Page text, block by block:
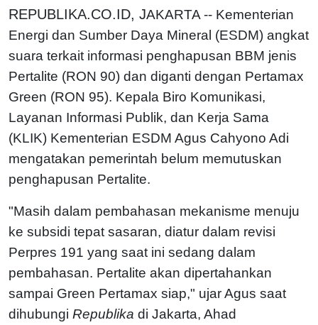
REPUBLIKA.CO.ID, JAKARTA -- Kementerian
Energi dan Sumber Daya Mineral (ESDM) angkat
suara terkait informasi penghapusan BBM jenis
Pertalite (RON 90) dan diganti dengan Pertamax
Green (RON 95). Kepala Biro Komunikasi,
Layanan Informasi Publik, dan Kerja Sama
(KLIK) Kementerian ESDM Agus Cahyono Adi
mengatakan pemerintah belum memutuskan
penghapusan Pertalite.
"Masih dalam pembahasan mekanisme menuju
ke subsidi tepat sasaran, diatur dalam revisi
Perpres 191 yang saat ini sedang dalam
pembahasan. Pertalite akan dipertahankan
sampai Green Pertamax siap," ujar Agus saat
dihubungi Republika di Jakarta, Ahad